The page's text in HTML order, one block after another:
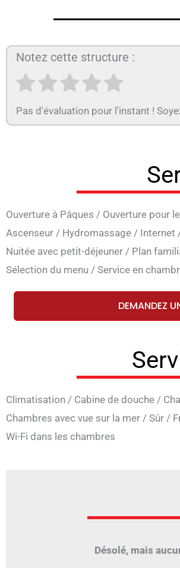
Notez cette structure :
Pas d'évaluation pour l'instant !
Ouverture à Pâques / Ouverture pour
Ascenseur / Hydromassage / Internet
Nuitée avec petit-déjeuner / Plan
Sélection du menu / Service en
DEMANDEZ
Climatisation / Cabine de douche /
Chambres avec vue sur la mer / Sûr /
Wi-Fi dans les chambres
Désolé, mais